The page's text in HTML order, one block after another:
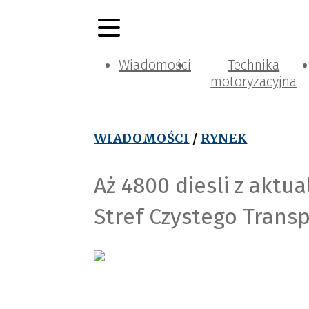
Wiadomości
Technika
motoryzacyjna
WIADOMOŚCI / RYNEK
Aż 4800 diesli z
Stref Czystego